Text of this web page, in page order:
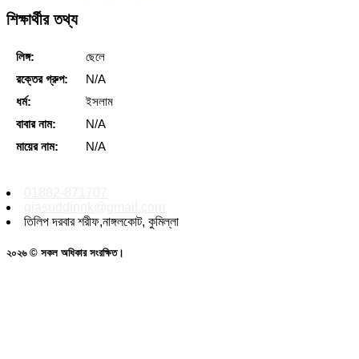
শিক্ষার্থীর তথ্য
লিঙ্গ:
ছেলে
রক্তের গ্রুপ:
N/A
ধর্ম:
ইসলাম
বাবার নাম:
N/A
মায়ের নাম:
N/A
তিলিপ দরবার শরীফ,নাঙ্গলকোট, কুমিল্লা
২০২৬ © সকল অধিকার সংরক্ষিত।